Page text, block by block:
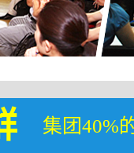
集团40%